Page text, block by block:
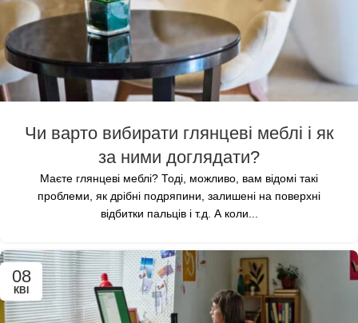
Чи варто вибирати глянцеві меблі і як
за ними доглядати?
Маєте глянцеві меблі? Тоді, можливо, вам відомі такі
проблеми, як дрібні подряпини, залишені на поверхні
відбитки пальців і т.д. А коли...
08
КВІ